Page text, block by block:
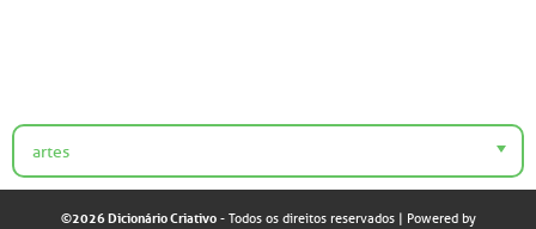
©2026 Dicionário Criativo- Todos os direitos reservados| Powered by
artes